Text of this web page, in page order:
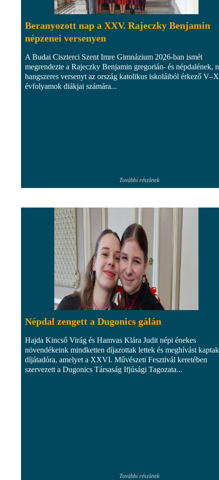
Beranyozott nap a XXV. Rajeczky Benjamin
népzenei versenyen
A Budai Ciszterci Szent Imre Gimnázium 2026-ban ismét
megrendezte a Rajeczky Benjamin gregorián- és népdalének,
hangszeres versenyt az ország katolikus iskoláiból érkező
évfolyamok diákjai számára...
További részletek
Népdal zengett a Dugonics gálán
Hajda Kincső Virág és Hamvas Klára Judit népi énekes
növendékeink mindketten díjazottak lettek és meghívást
díjátadóra, amelyet a XXVI. Művészeti Fesztivál keretében
szervezett a Dugonics Társaság Ifjúsági Tagozata...
További részletek